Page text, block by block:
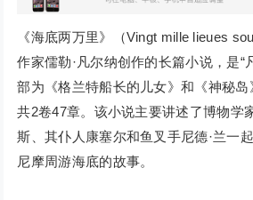
《海底两万里》（Vingt mille lieues
作家儒勒·凡尔纳创作的长篇小说，是“
部为《格兰特船长的儿女》和《神秘
共2卷47章。该小说主要讲述了博物学
斯、其仆人康塞尔和鱼叉手尼德·兰一
尼摩周游海底的故事。